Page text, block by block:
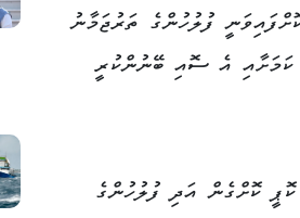
ފުލުހުންގެ ތަރުޖަމާނު
އެ ސޮއި ބޭނުންކުރީ
ކޮށްގެން އަދި ފުލުހުންގެ